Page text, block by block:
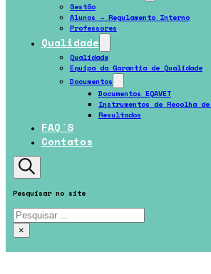
Gestão
Alunos – Regulamento Interno
Professores
Qualidade
Qualidade
Equipa da Garantia de Qualidade
Documentos
Documentos EQAVET
Instrumentos de Recolha de
Resultados
FAQ´s
Contatos
Pesquisar no site
Pesquisar
×